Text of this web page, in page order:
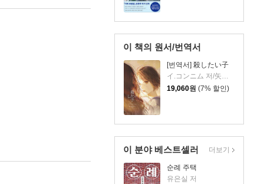
이 책의 원서/번역서
[번역서] 殺したい子
19,060원 (7% 할인)
이 분야 베스트셀러
순례 주택
유은실 저
더보기